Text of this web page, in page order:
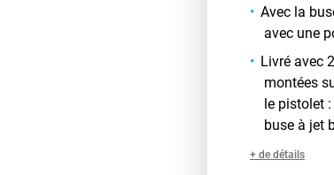
Avec la
avec une
Livré avec
montées
le pistolet
buse à jet
+ de détails